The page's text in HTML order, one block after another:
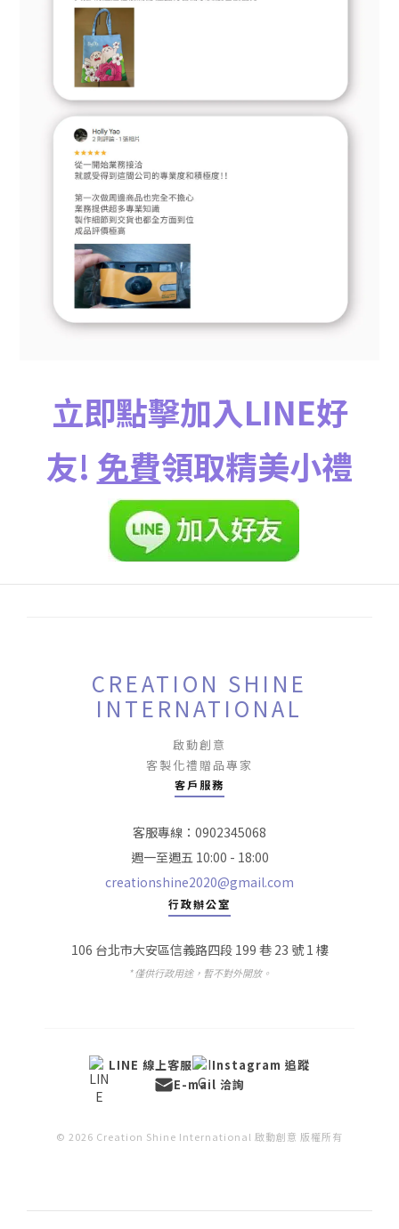
立即點擊加入LINE好
友! 免費領取精美小禮
CREATION SHINE
INTERNATIONAL
啟動創意
客製化禮贈品專家
客戶服務
客服專線：0902345068
週一至週五 10:00 - 18:00
creationshine2020@gmail.com
行政辦公室
106 台北市大安區信義路四段 199 巷 23 號 1 樓
* 僅供行政用途，暫不對外開放。
LINE 線上客服
Instagram 追蹤
E-mail 洽詢
© 2026 Creation Shine International 啟動創意 版權所有